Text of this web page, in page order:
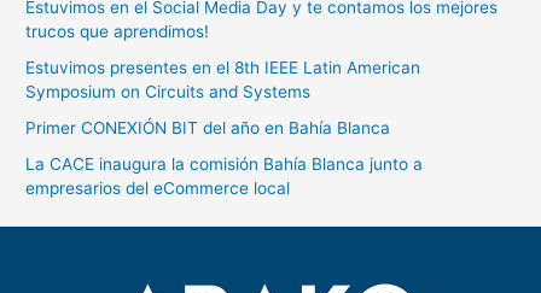
Estuvimos en el Social Media Day y te contamos los mejores
trucos que aprendimos!
Estuvimos presentes en el 8th IEEE Latin American
Symposium on Circuits and Systems
Primer CONEXIÓN BIT del año en Bahía Blanca
La CACE inaugura la comisión Bahía Blanca junto a
empresarios del eCommerce local